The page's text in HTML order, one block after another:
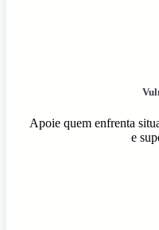
Apoie quem enfrenta
e